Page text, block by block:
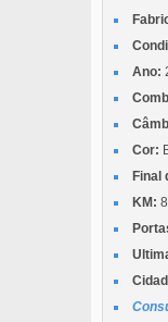
Ano:
Cor:
Final
KM: